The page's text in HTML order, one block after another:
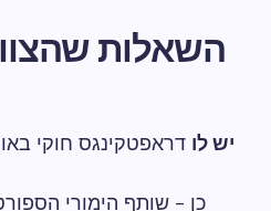
השאלות
יש לו דראפטקינגס חוקי
כן - שותף הימורי